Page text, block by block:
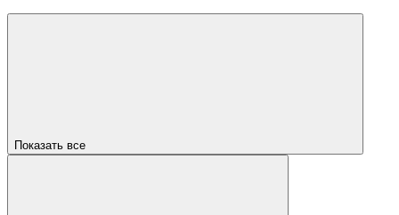
Показать все